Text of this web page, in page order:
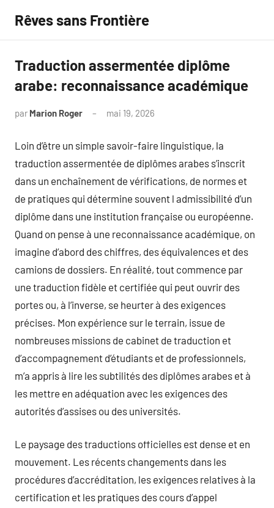
contenu
Rêves sans Frontière
Traduction assermentée diplôme
arabe: reconnaissance académique
par Marion Roger mai 19, 2026
Loin d’être un simple savoir-faire linguistique, la
traduction assermentée de diplômes arabes s’inscrit
dans un enchaînement de vérifications, de normes et
de pratiques qui détermine souvent l admissibilité d’un
diplôme dans une institution française ou européenne.
Quand on pense à une reconnaissance académique, on
imagine d’abord des chiffres, des équivalences et des
camions de dossiers. En réalité, tout commence par
une traduction fidèle et certifiée qui peut ouvrir des
portes ou, à l’inverse, se heurter à des exigences
précises. Mon expérience sur le terrain, issue de
nombreuses missions de cabinet de traduction et
d’accompagnement d’étudiants et de professionnels,
m’a appris à lire les subtilités des diplômes arabes et à
les mettre en adéquation avec les exigences des
autorités d’assises ou des universités.
Le paysage des traductions officielles est dense et en
mouvement. Les récents changements dans les
procédures d’accréditation, les exigences relatives à la
certification et les pratiques des cours d’appel